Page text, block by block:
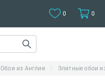
0 0
Обои из Англии Элитные обои